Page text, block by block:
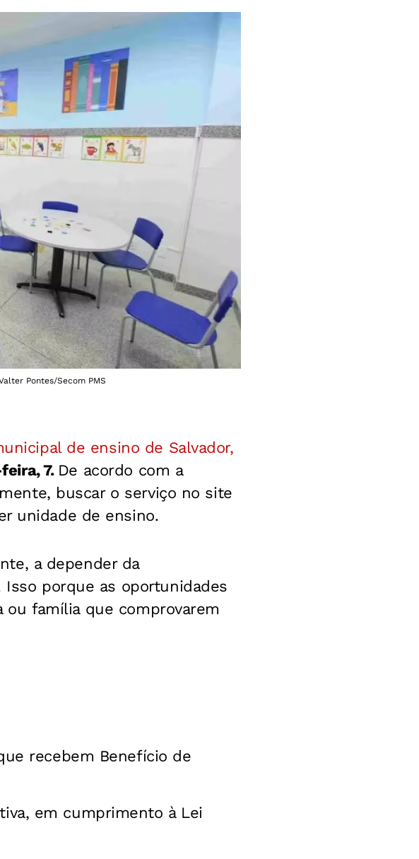
Pontes/Secom PMS
de ensino de Salvador,
7. De acordo com a
buscar o serviço no site
unidade de ensino.
a depender da
porque as oportunidades
ou família que comprovarem
recebem Benefício de
em cumprimento à Lei